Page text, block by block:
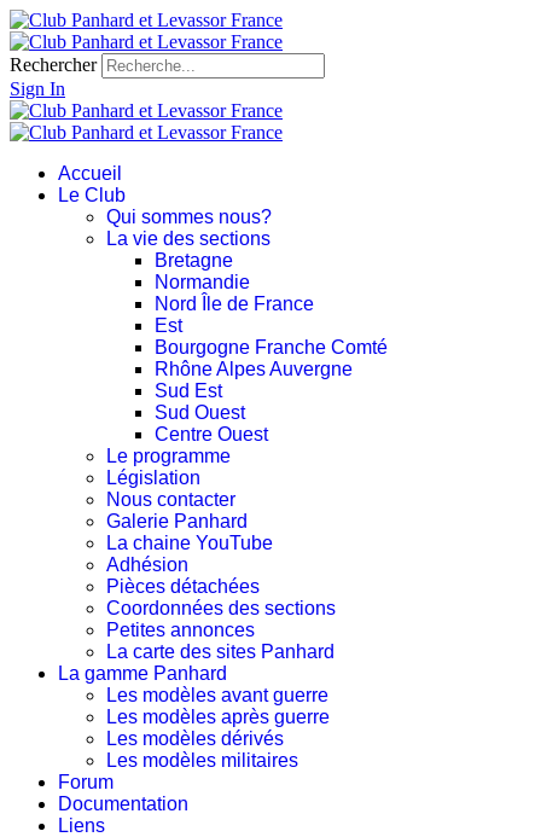
Rechercher
Sign In
Accueil
Le Club
Qui sommes nous?
La vie des sections
Bretagne
Normandie
Nord Île de France
Est
Bourgogne Franche Comté
Rhône Alpes Auvergne
Sud Est
Sud Ouest
Centre Ouest
Le programme
Législation
Nous contacter
Galerie Panhard
La chaine YouTube
Adhésion
Pièces détachées
Coordonnées des sections
Petites annonces
La carte des sites Panhard
La gamme Panhard
Les modèles avant guerre
Les modèles après guerre
Les modèles dérivés
Les modèles militaires
Forum
Documentation
Liens